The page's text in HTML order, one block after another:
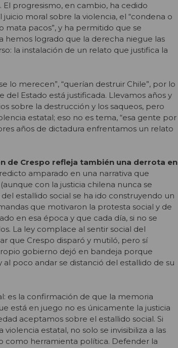
El progresismo, en cambio, ha cedido
moral sobre la violencia, el “condena o
mata pacos”, y ha permitido que se
logrado que la derecha niegue las
la instalación de un relato que justifica la
lo merecen”, “querían destruir Chile”, por lo
Estado está justificada. Llevamos años y
sobre la destrucción y los saqueos, pero
estatal; eso no es tema, “esa gente por
años de dictadura enfrentamos un relato
de Crespo refleja también una derrota en
amparado en una narrativa que
con la justicia chilena nunca se
estallido social se ha ido construyendo un
que motivaron la protesta social y de
en esa época y que cada día, si no se
La ley complace al sentir social del
que Crespo disparó y mutiló, pero sí
gobierno dejó en bandeja porque
poco andar se distanció del estallido de su
es la confirmación de que la memoria
está en juego no es únicamente la justicia
aceptamos sobre el estallido social. Si
estatal, no solo se invisibiliza a las
como herramienta política. Defender la